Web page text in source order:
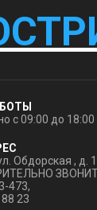
с 09:00 до 18:00
Обдорская , д. 1.
473,
23